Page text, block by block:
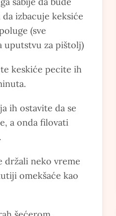
da izbacuje keksiće
(sve
uputstvu za pištolj)
keskiće pecite ih
ih ostavite da se
a onda filovati
držali neko vreme
omekšaće kao